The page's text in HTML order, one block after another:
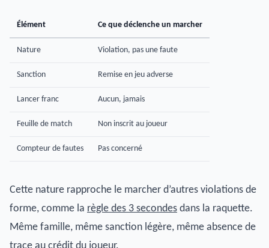
Élément Ce que déclenche un marcher
Nature Violation, pas une faute
Sanction Remise en jeu adverse
Lancer franc Aucun, jamais
Feuille de match Non inscrit au joueur
Compteur de fautes Pas concerné
Cette nature rapproche le marcher d’autres violations de
forme, comme la règle des 3 secondes dans la raquette.
Même famille, même sanction légère, même absence de